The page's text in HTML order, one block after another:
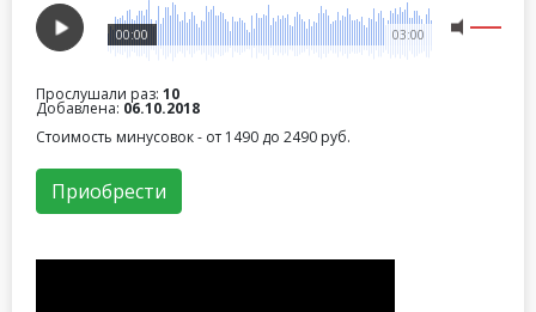
03:00
00:00
Прослушали раз: 10
Добавлена: 06.10.2018
Стоимость минусовок - от 1490 до 2490 руб.
Приобрести